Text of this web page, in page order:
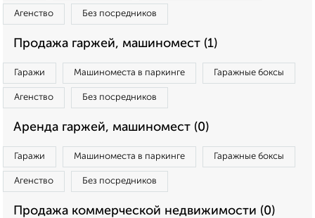
Агенство Без посредников
Продажа гаржей, машиномест (1)
Гаражи Машиноместа в паркинге Гаражные боксы
Агенство Без посредников
Аренда гаржей, машиномест (0)
Гаражи Машиноместа в паркинге Гаражные боксы
Агенство Без посредников
Продажа коммерческой недвижимости (0)